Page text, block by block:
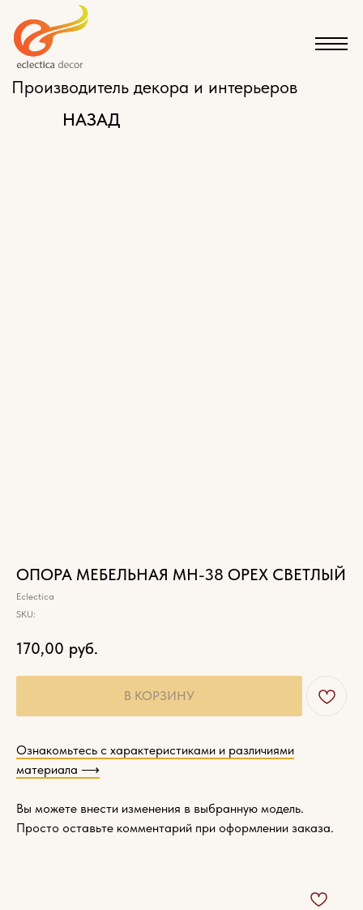
НАЗАД
Производитель декора и интерьеров
ОПОРА МЕБЕЛЬНАЯ МН-38 ОРЕХ СВЕТЛЫЙ
Eclectica
SKU:
170,00 руб.
В КОРЗИНУ
Ознакомьтесь с характеристиками и различиями
материала ⟶
Вы можете внести изменения в выбранную модель.
Просто оставьте комментарий при оформлении заказа.